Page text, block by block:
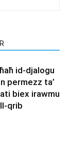
id-djalogu
permezz ta’
biex irawmu
qrib